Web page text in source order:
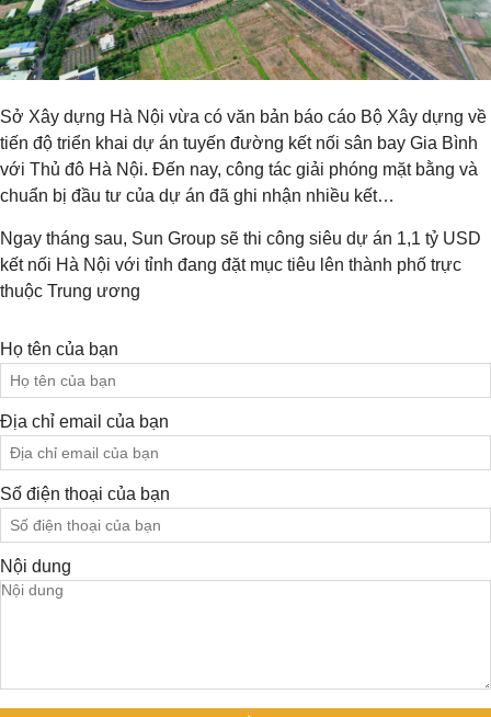
Sở Xây dựng Hà Nội vừa có văn bản báo cáo Bộ Xây dựng về
tiến độ triển khai dự án tuyến đường kết nối sân bay Gia Bình
với Thủ đô Hà Nội. Đến nay, công tác giải phóng mặt bằng và
chuẩn bị đầu tư của dự án đã ghi nhận nhiều kết…
Ngay tháng sau, Sun Group sẽ thi công siêu dự án 1,1 tỷ USD
kết nối Hà Nội với tỉnh đang đặt mục tiêu lên thành phố trực
thuộc Trung ương
Họ tên của bạn
Địa chỉ email của bạn
Số điện thoại của bạn
Nội dung